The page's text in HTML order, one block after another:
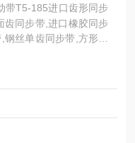
带T5-185进口齿形同步
齿同步带,进口橡胶同步
丝单齿同步带,方形齿
国奥比等世界名优工